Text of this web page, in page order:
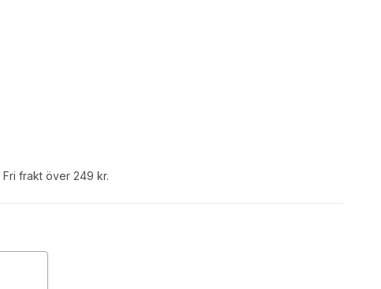
Fri frakt över 249 kr.